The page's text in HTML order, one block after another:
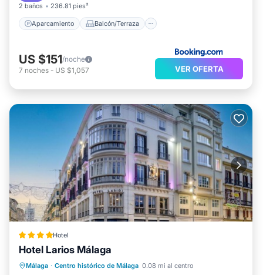
2 baños 236.81 pies²
Aparcamiento Balcón/Terraza
US $151/noche
7 noches - US $1,057 VER OFERTA
Hotel
Hotel Larios Málaga
Málaga · Centro histórico de Málaga 0.08 mi al centro
Balcón/Terraza
Aire acondicionado